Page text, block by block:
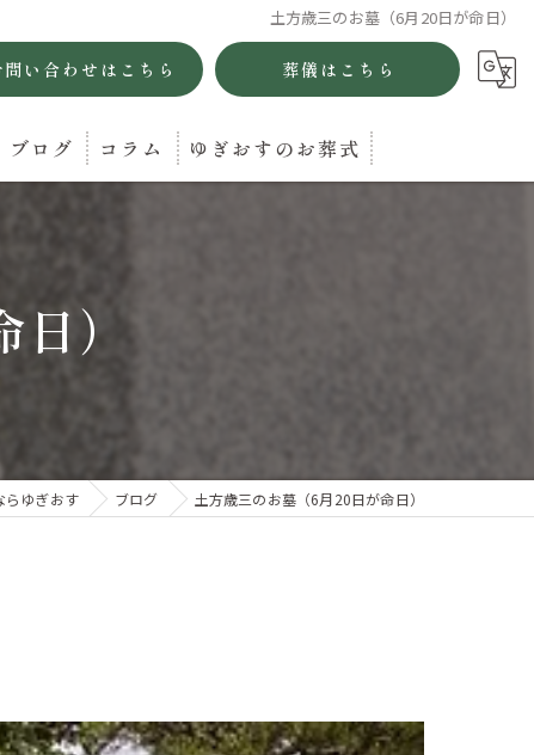
土方歳三のお墓（6月20日が命日）
問い合わせはこちら 葬儀はこちら
ブログ コラム ゆぎおすのお葬式
）
らゆぎおす ブログ 土方歳三のお墓（6月20日が命日）